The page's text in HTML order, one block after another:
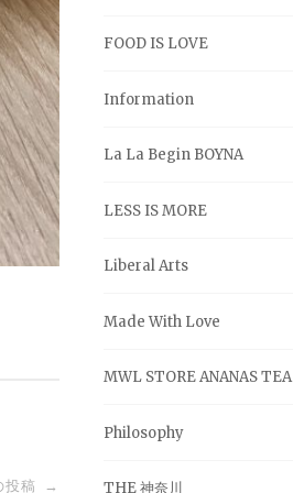
投稿 →
FOOD IS LOVE
Information
La La Begin BOYNA
LESS IS MORE
Liberal Arts
Made With Love
MWL STORE ANANAS TEA
Philosophy
THE 神奈川